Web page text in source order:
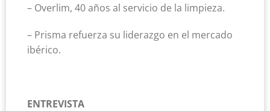
– Overlim, 40 años al servicio de la limpieza.
– Prisma refuerza su liderazgo en el mercado
ibérico.
ENTREVISTA